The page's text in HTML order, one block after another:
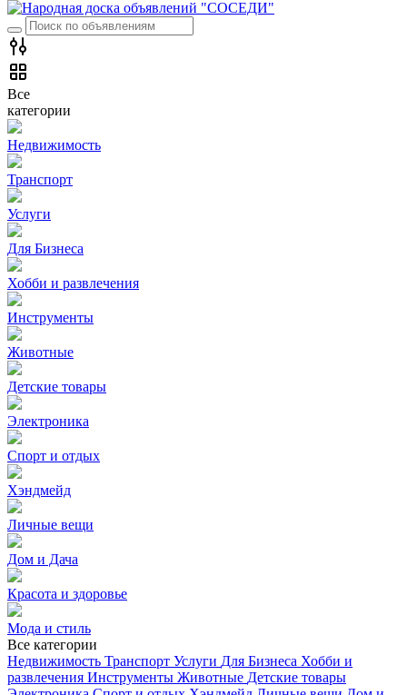
Все
категории
Недвижимость
Транспорт
Услуги
Для Бизнеса
Хобби и развлечения
Инструменты
Животные
Детские товары
Электроника
Спорт и отдых
Хэндмейд
Личные вещи
Дом и Дача
Красота и здоровье
Мода и стиль
Все категории
Недвижимость Транспорт Услуги Для Бизнеса Хобби и
развлечения Инструменты Животные Детские товары